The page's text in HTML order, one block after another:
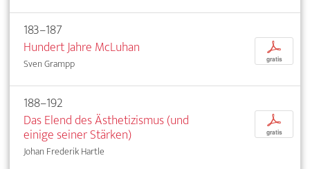
183–187
Hundert Jahre McLuhan
Sven Grampp
p
gratis
188–192
Das Elend des Ästhetizismus (und
einige seiner Stärken)
Johan Frederik Hartle
p
gratis